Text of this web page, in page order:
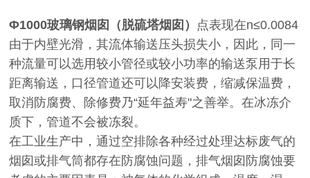
Φ1000玻璃钢烟囱（脱硫塔烟囱） 点表现在n≤0.0084
由于内壁光滑，其流体输送压头损失小，因此，同一
种流量可以选用较小管径或较小功率的输送泵用于长
距离输送，口径管道还可以降安装费，缩减保温费，
取消防腐费、除修费乃“延年益寿"之善举。在冰冻介
质下，管道不会被冻裂。
在工业生产中，通过空排除各种经过处理达标废气的
烟囱或排气筒都存在防腐蚀问题，排气烟囱防腐蚀要